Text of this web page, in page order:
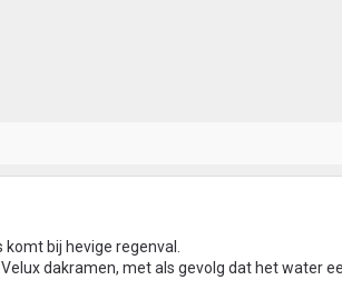
bij hevige regenval.
dakramen, met als gevolg dat het water